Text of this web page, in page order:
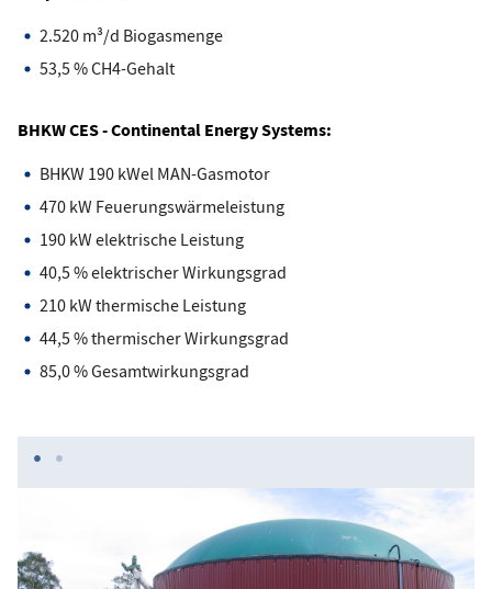
2.520 m³/d Biogasmenge
53,5 % CH4-Gehalt
BHKW CES - Continental Energy Systems:
BHKW 190 kWel MAN-Gasmotor
470 kW Feuerungswärmeleistung
190 kW elektrische Leistung
40,5 % elektrischer Wirkungsgrad
210 kW thermische Leistung
44,5 % thermischer Wirkungsgrad
85,0 % Gesamtwirkungsgrad